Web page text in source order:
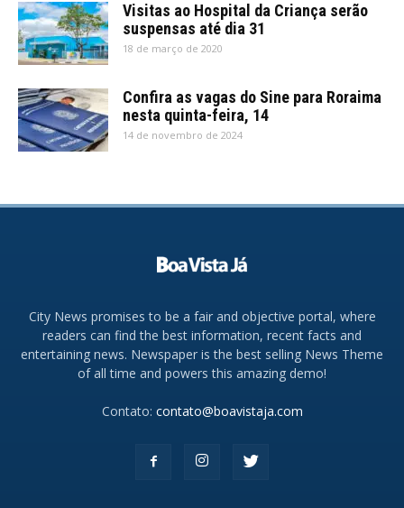
Visitas ao Hospital da Criança serão
suspensas até dia 31
18 de março de 2020
Confira as vagas do Sine para Roraima
nesta quinta-feira, 14
14 de novembro de 2024
City News promises to be a fair and objective portal, where
readers can find the best information, recent facts and
entertaining news. Newspaper is the best selling News Theme
of all time and powers this amazing demo!
Contato: contato@boavistaja.com